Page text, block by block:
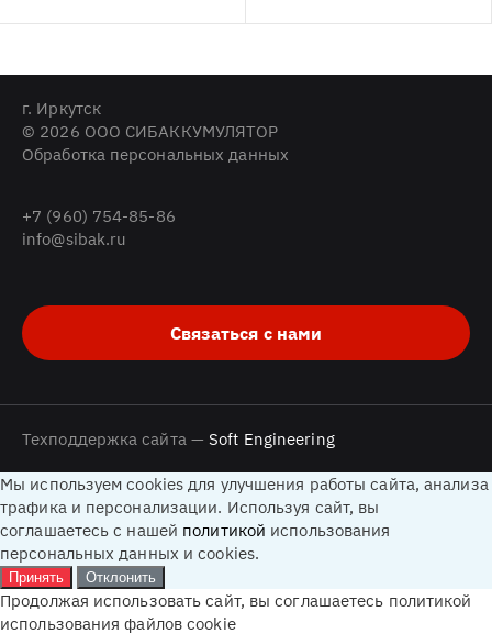
г. Иркутск
© 2026 ООО СИБАККУМУЛЯТОР
Обработка персональных данных
+7 (960) 754-85-86
info@sibak.ru
Связаться с нами
Техподдержка сайта —Soft Engineering
Мы используем cookies для улучшения работы сайта, анализа
трафика и персонализации. Используя сайт, вы
соглашаетесь с нашей политикой использования
персональных данных и cookies.
Принять Отклонить
Продолжая использовать сайт, вы соглашаетесь политикой
использования файлов cookie